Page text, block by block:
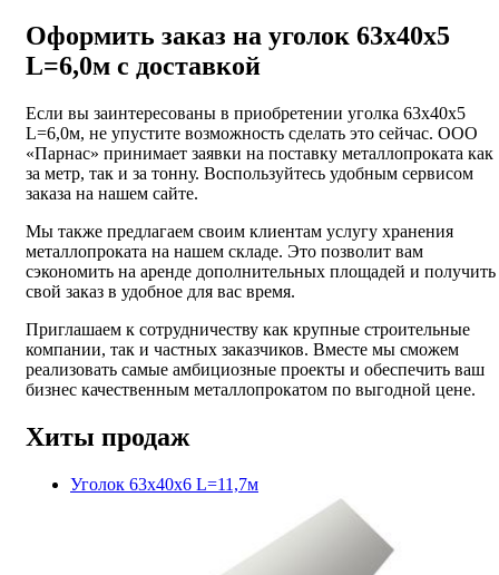
Оформить заказ на уголок 63х40х5
L=6,0м с доставкой
Если вы заинтересованы в приобретении уголка 63х40х5
L=6,0м, не упустите возможность сделать это сейчас. ООО
«Парнас» принимает заявки на поставку металлопроката как
за метр, так и за тонну. Воспользуйтесь удобным сервисом
заказа на нашем сайте.
Мы также предлагаем своим клиентам услугу хранения
металлопроката на нашем складе. Это позволит вам
сэкономить на аренде дополнительных площадей и получить
свой заказ в удобное для вас время.
Приглашаем к сотрудничеству как крупные строительные
компании, так и частных заказчиков. Вместе мы сможем
реализовать самые амбициозные проекты и обеспечить ваш
бизнес качественным металлопрокатом по выгодной цене.
Хиты продаж
Уголок 63х40х6 L=11,7м